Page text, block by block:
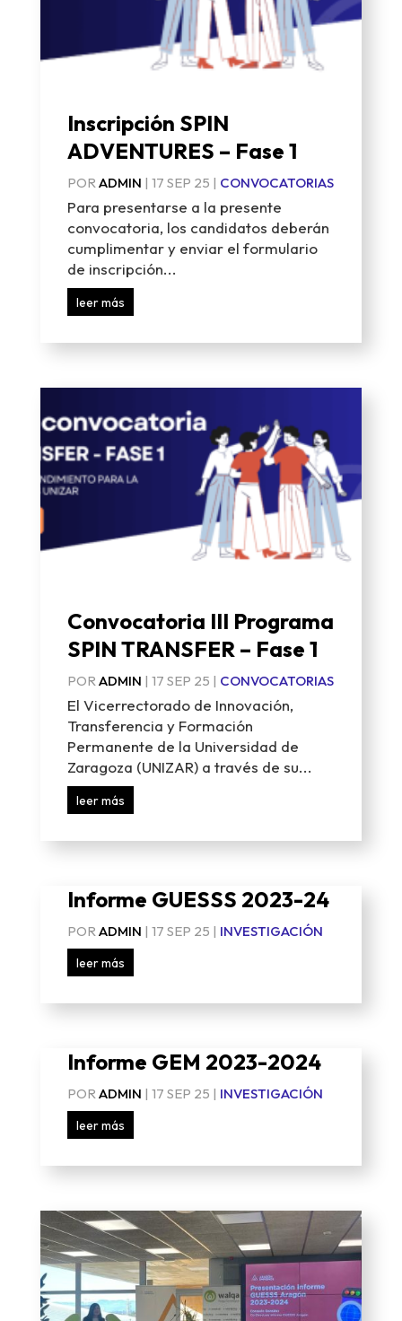
Inscripción SPIN
ADVENTURES – Fase 1
PORADMIN | 17 SEP 25 | CONVOCATORIAS
Para presentarse a la presente
convocatoria, los candidatos deberán
cumplimentar y enviar el formulario
de inscripción...
leer más
Convocatoria III Programa
SPIN TRANSFER – Fase 1
PORADMIN | 17 SEP 25 | CONVOCATORIAS
El Vicerrectorado de Innovación,
Transferencia y Formación
Permanente de la Universidad de
Zaragoza (UNIZAR) a través de su...
leer más
Informe GUESSS 2023-24
PORADMIN | 17 SEP 25 | INVESTIGACIÓN
leer más
Informe GEM 2023-2024
PORADMIN | 17 SEP 25 | INVESTIGACIÓN
leer más